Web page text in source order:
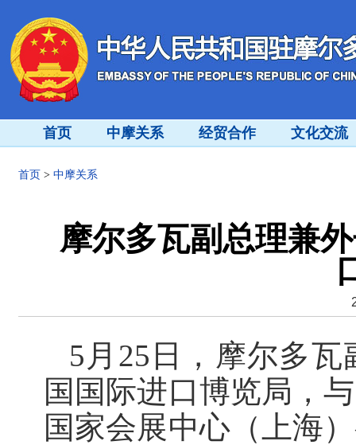
首页 中摩关系 经贸合作 文化交流
首页 > 中摩关系
摩尔多瓦副总理兼
5月25日，摩尔多
国国际进口博览局，
国家会展中心（上海